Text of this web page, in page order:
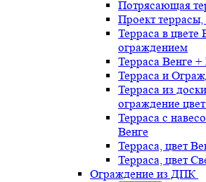
Потрясающая
Проект террасы,
Терраса в
ограждением
Терраса Венге
Терраса и
Терраса из
ограждение
Терраса с
Венге
Терраса, цвет
Терраса, цвет
Ограждение из ДПК